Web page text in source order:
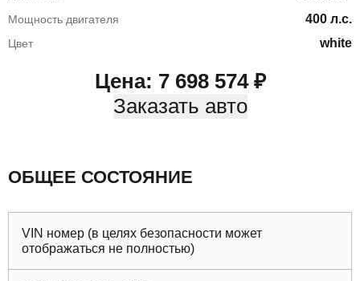
Мощность двигателя 400 л.с.
Цвет white
Цена: 7 698 574₽
Заказать авто
ОБЩЕЕ СОСТОЯНИЕ
VIN номер (в целях безопасности может
отображаться не полностью)